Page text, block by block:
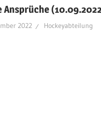
Ansprüche
2022 Hockeyabteilung